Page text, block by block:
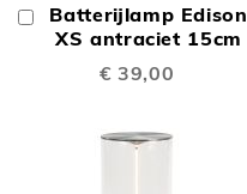
Batterijlamp Edison
XS antraciet 15cm
€ 39,00
In
Winkelwagen